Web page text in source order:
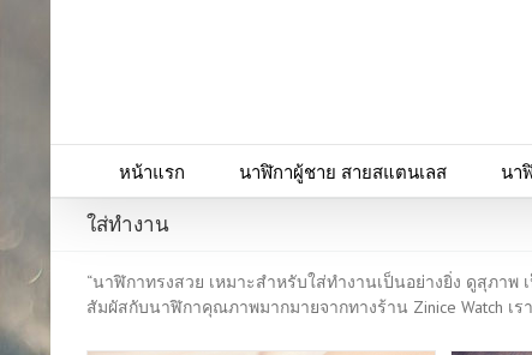
หน้าแรก นาฬิกาผู้ชาย สายสแตนเลส นา
ใส่ทำงาน
“นาฬิกาทรงสวย เหมาะสำหรับใส่ทำงานเป็นอย่างยิ่ง ดูสุภา
สัมผัสกับนาฬิกาคุณภาพมากมายจากทางร้าน Zinice Watch เร